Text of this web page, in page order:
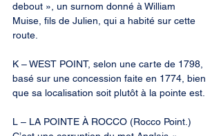
debout », un surnom donné à William
Muise, fils de Julien, qui a habité sur cette
route.
K – WEST POINT, selon une carte de 1798,
basé sur une concession faite en 1774, bien
que sa localisation soit plutôt à la pointe est.
L – LA POINTE À ROCCO (Rocco Point.)